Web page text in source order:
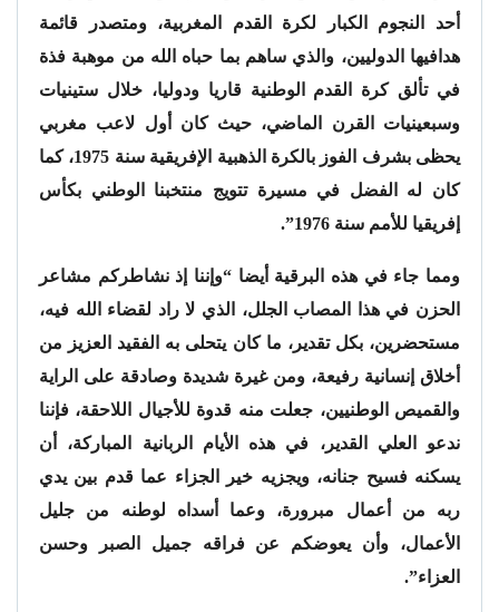
أحد النجوم الكبار لكرة القدم المغربية، ومتصدر قائمة
هدافيها الدوليين، والذي ساهم بما حباه الله من موهبة فذة
في تألق كرة القدم الوطنية قاريا ودوليا، خلال ستينيات
وسبعينيات القرن الماضي، حيث كان أول لاعب مغربي
يحظى بشرف الفوز بالكرة الذهبية الإفريقية سنة 1975، كما
كان له الفضل في مسيرة تتويج منتخبنا الوطني بكأس
إفريقيا للأمم سنة 1976”.
ومما جاء في هذه البرقية أيضا “وإننا إذ نشاطركم مشاعر
الحزن في هذا المصاب الجلل، الذي لا راد لقضاء الله فيه،
مستحضرين، بكل تقدير، ما كان يتحلى به الفقيد العزيز من
أخلاق إنسانية رفيعة، ومن غيرة شديدة وصادقة على الراية
والقميص الوطنيين، جعلت منه قدوة للأجيال اللاحقة، فإننا
ندعو العلي القدير، في هذه الأيام الربانية المباركة، أن
يسكنه فسيح جنانه، ويجزيه خير الجزاء عما قدم بين يدي
ربه من أعمال مبرورة، وعما أسداه لوطنه من جليل
الأعمال، وأن يعوضكم عن فراقه جميل الصبر وحسن
العزاء”.